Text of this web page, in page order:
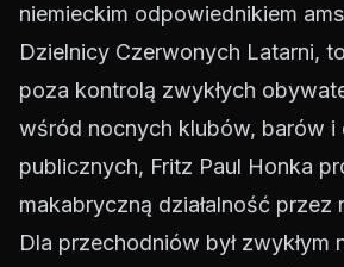
niemieckim odpowiednikiem
Dzielnicy Czerwonych Latarni,
poza kontrolą zwykłych
wśród nocnych klubów, barów i
publicznych, Fritz Paul Honka
makabryczną działalność przez
Dla przechodniów był zwykłym